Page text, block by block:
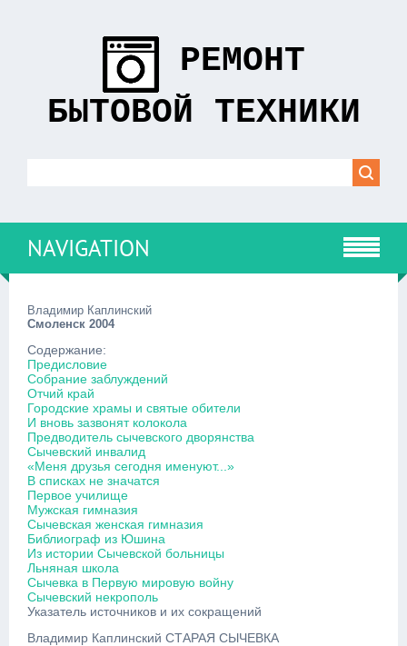
РЕМОНТ
БЫТОВОЙ ТЕХНИКИ
NAVIGATION
Владимир Каплинский
Смоленск 2004
Содержание:
Предисловие
Собрание заблуждений
Отчий край
Городские храмы и святые обители
И вновь зазвонят колокола
Предводитель сычевского дворянства
Сычевский инвалид
«Меня друзья сегодня именуют...»
В списках не значатся
Первое училище
Мужская гимназия
Сычевская женская гимназия
Библиограф из Юшина
Из истории Сычевской больницы
Льняная школа
Сычевка в Первую мировую войну
Сычевский некрополь
Указатель источников и их сокращений
Владимир Каплинский СТАРАЯ СЫЧЕВКА